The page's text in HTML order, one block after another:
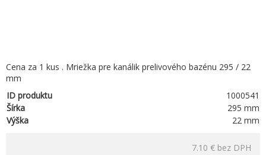
Cena za 1 kus . Mriežka pre kanálik prelivového bazénu 295 / 22
mm
ID produktu
1000541
Šírka
295 mm
Výška
22 mm
7.10 € bez DPH